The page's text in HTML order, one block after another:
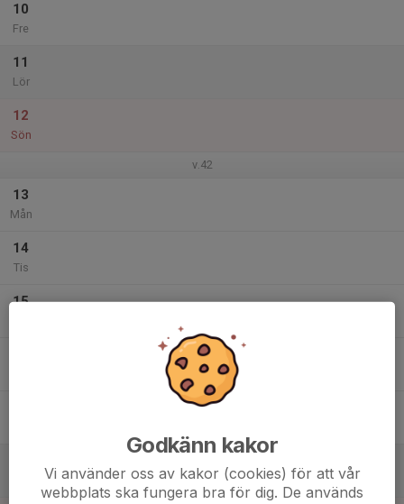
10
Fre
11
Lör
12
Sön
v.42
13
Mån
14
Tis
15
Godkänn kakor
Vi använder oss av kakor (cookies) för att vår
webbplats ska fungera bra för dig. De används